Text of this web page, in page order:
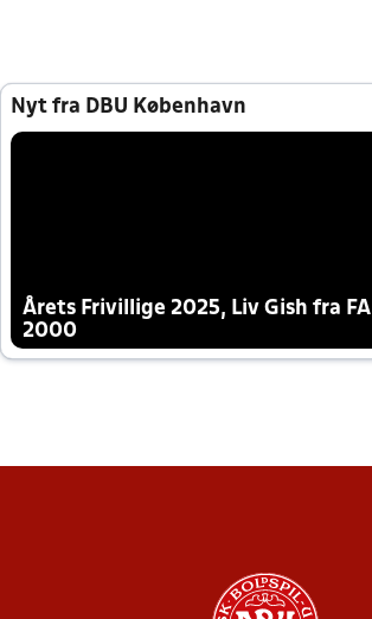
Nyt fra DBU København
Årets Frivillige 2025, Liv Gish fra FA
2000